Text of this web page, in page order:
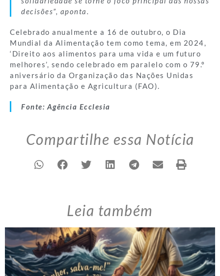
decisões”, aponta.
Celebrado anualmente a 16 de outubro, o Dia
Mundial da Alimentação tem como tema, em 2024,
‘Direito aos alimentos para uma vida e um futuro
melhores’, sendo celebrado em paralelo com o 79.º
aniversário da Organização das Nações Unidas
para Alimentação e Agricultura (FAO).
Fonte: Agência Ecclesia
Compartilhe essa Notícia
Leia também